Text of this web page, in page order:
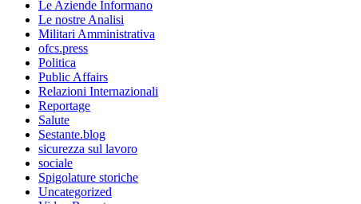
Le Aziende Informano
Le nostre Analisi
Militari Amministrativa
ofcs.press
Politica
Public Affairs
Relazioni Internazionali
Reportage
Salute
Sestante.blog
sicurezza sul lavoro
sociale
Spigolature storiche
Uncategorized